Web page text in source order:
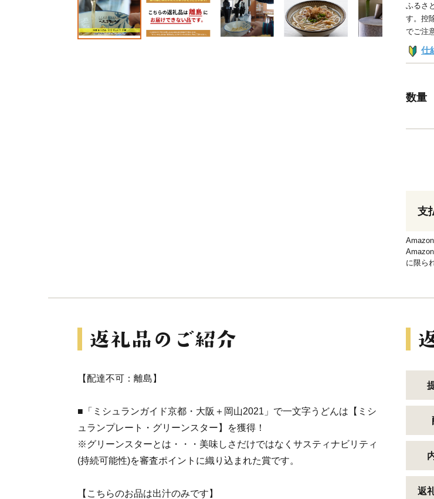
ふるさ
す。控
でご注
仕
数量
支
に限ら
【配達不可：離島】
■「ミシュランガイド京都・大阪＋岡山2021」で一文字うどんは【ミシ
ュランプレート・グリーンスター】を獲得！
※グリーンスターとは・・・美味しさだけではなくサスティナビリティ
(持続可能性)を審査ポイントに織り込まれた賞です。
【こちらのお品は出汁のみです】
返